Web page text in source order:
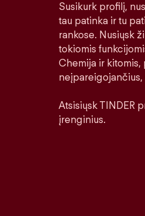
Susikurk profilį,
tau patinka ir tu
rankose. Nusiųsk
tokiomis
Chemija ir kitomis,
neįpareigojančius,
Atsisiųsk TINDER
įrenginius.